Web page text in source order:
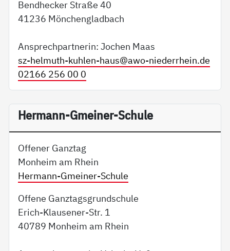
Bendhecker Straße 40
41236 Mönchengladbach
Ansprechpartnerin: Jochen Maas
sz-helmuth-kuhlen-haus@awo-niederrhein.de
02166 256 00 0
Hermann-Gmeiner-Schule
Offener Ganztag
Monheim am Rhein
Hermann-Gmeiner-Schule
Offene Ganztagsgrundschule
Erich-Klausener-Str. 1
40789 Monheim am Rhein